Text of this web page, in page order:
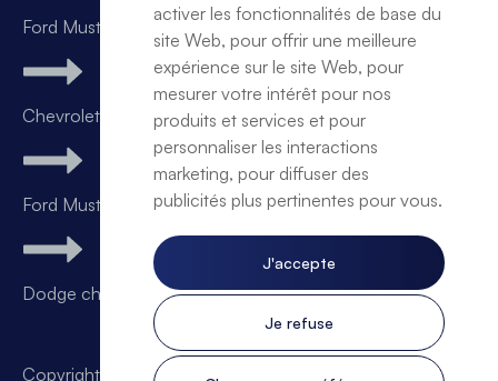
activer les fonctionnalités de base du
site Web, pour offrir une meilleure
expérience sur le site Web, pour
mesurer votre intérêt pour nos
produits et services et pour
personnaliser les interactions
marketing, pour diffuser des
publicités plus pertinentes pour vous.
J'accepte
Je refuse
Ford Mustang GT v8 Performance kit SHELBY
Chevrolet Camaro v8 BVA
Ford Mustang GT
Dodge challenger Shaker RT+
Copyright © We Trade Motors